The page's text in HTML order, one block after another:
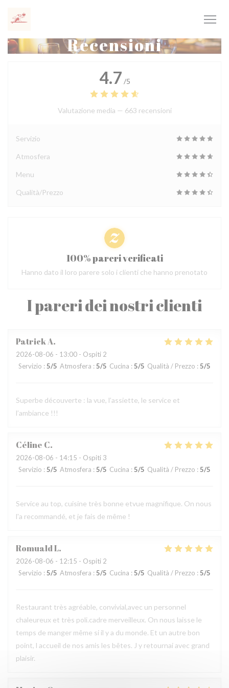
Recensioni
I pareri dei nostri clienti
PatrickA
2026-08-06 - 13:00 - Ospiti 2
Servizio : 5/5 Atmosfera : 5/5 Cucina : 5/5 Qualità / Prezzo : 5/5
Superbe découverte : la vue, l’assiette, le service et
l’ambiance !!!
Céline C
2026-08-06 - 14:15 - Ospiti 3
Servizio : 5/5 Atmosfera : 5/5 Cucina : 5/5 Qualità / Prezzo : 5/5
Service au top, cuisine très bonne etvue magnifique. On nous
l'a recommandé, et je fais de même !
RomualdL
2026-08-06 - 12:15 - Ospiti 2
Servizio : 5/5 Atmosfera : 5/5 Cucina : 5/5 Qualità / Prezzo : 5/5
Restaurant très agréable, convivial,avec un personnel
chaleureux et très poli.cadre merveilleux. On nous laisse le
temps de manger même si il y a du monde. Et un autre bon
point, l accueil de nos amis les bêtes. J y retournai avec grand
plaisir.
4.7 /5
Valutazione media — 663 recensioni
Servizio
Atmosfera
Menu
Qualità/Prezzo
100% pareri verificati
Hanno dato il loro parere solo i clienti che hanno prenotato